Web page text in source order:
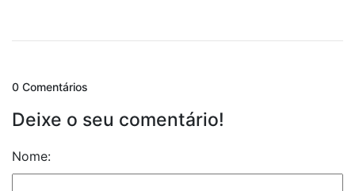
0 Comentários
Deixe o seu comentário!
Nome: